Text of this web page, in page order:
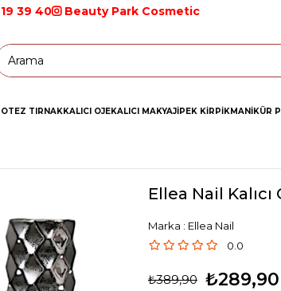
39 40 Beauty Park Cosmetic
TIRNAKKALICI OJEKALICI MAKYAJİPEK KİRPİKMANİKÜR
Ellea Nail Kalıcı
Marka : Ellea Nail
0.0
₺389,90 ₺289,90